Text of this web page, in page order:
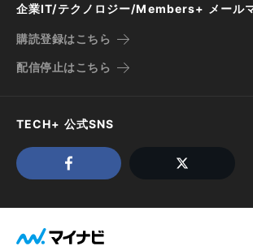
企業IT/テクノロジー/Members+ メール
購読登録はこちら
配信停止はこちら
TECH+ 公式SNS